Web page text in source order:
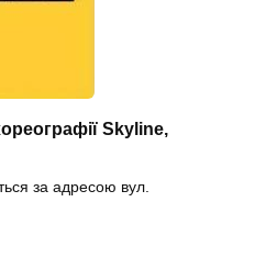
Skyline,
за адресою вул.